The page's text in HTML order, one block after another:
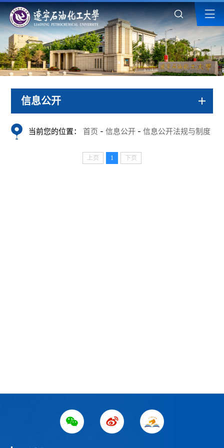
信息公开
当前您的位置：首页 -信息公开 -信息公开法规与制度
上页 1 下页